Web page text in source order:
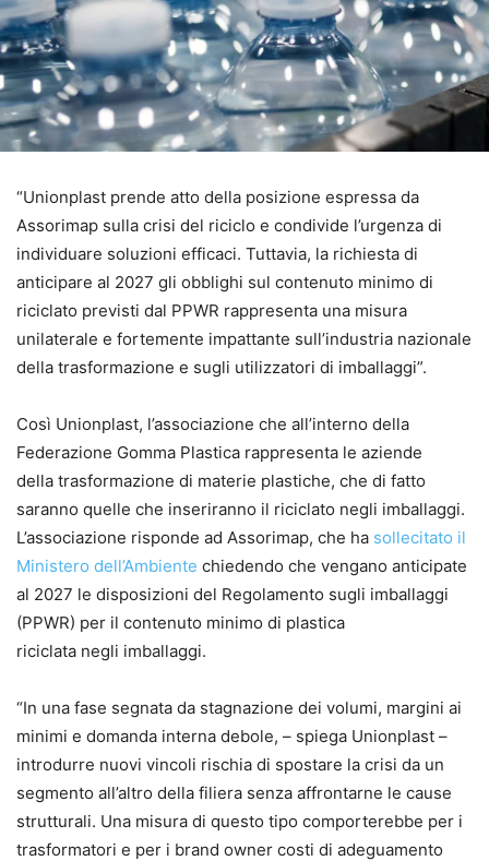
“Unionplast prende atto della posizione espressa da
Assorimap sulla crisi del riciclo e condivide l’urgenza di
individuare soluzioni efficaci. Tuttavia, la richiesta di
anticipare al 2027 gli obblighi sul contenuto minimo di
riciclato previsti dal PPWR rappresenta una misura
unilaterale e fortemente impattante sull’industria nazionale
della trasformazione e sugli utilizzatori di imballaggi”.
Così Unionplast, l’associazione che all’interno della
Federazione Gomma Plastica rappresenta le aziende
della trasformazione di materie plastiche, che di fatto
saranno quelle che inseriranno il riciclato negli imballaggi.
L’associazione risponde ad Assorimap, che ha sollecitato il
Ministero dell’Ambiente chiedendo che vengano anticipate
al 2027 le disposizioni del Regolamento sugli imballaggi
(PPWR) per il contenuto minimo di plastica
riciclata negli imballaggi.
“In una fase segnata da stagnazione dei volumi, margini ai
minimi e domanda interna debole, – spiega Unionplast –
introdurre nuovi vincoli rischia di spostare la crisi da un
segmento all’altro della filiera senza affrontarne le cause
strutturali. Una misura di questo tipo comporterebbe per i
trasformatori e per i brand owner costi di adeguamento